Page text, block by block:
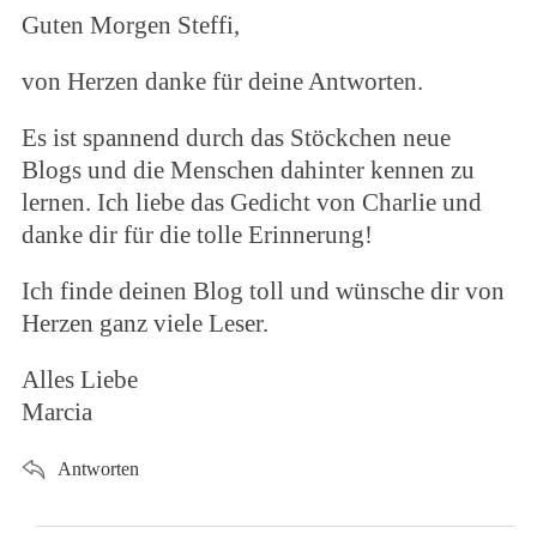
s
Guten Morgen Steffi,
von Herzen danke für deine Antworten.
Es ist spannend durch das Stöckchen neue
Blogs und die Menschen dahinter kennen zu
lernen. Ich liebe das Gedicht von Charlie und
danke dir für die tolle Erinnerung!
Ich finde deinen Blog toll und wünsche dir von
Herzen ganz viele Leser.
Alles Liebe
Marcia
Antworten